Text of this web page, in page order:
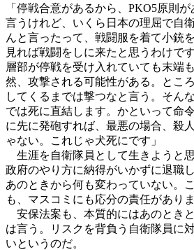
「停戦合意があるから、PKO5原則
言うけれど、いくら日本の理屈で自
んと言ったって、戦闘服を着て小銃
見れば戦闘をしに来たと思うわけで
層部が停戦を受け入れていても末端
然、攻撃される可能性がある。とこ
してくるまでは撃つなと言う。そん
では死に直結します。かといって命
に先に発砲すれば、最悪の場合、殺
ゃない。これじゃ犬死にです」
生涯を自衛隊員として生きようと
政府のやり方に納得がいかずに退職
あのときから何も変わっていない。
も、マスコミにも応分の責任がありま
安保法案も、本質的にはあのとき
は言う。リスクを背負う自衛隊員に
いというのだ。